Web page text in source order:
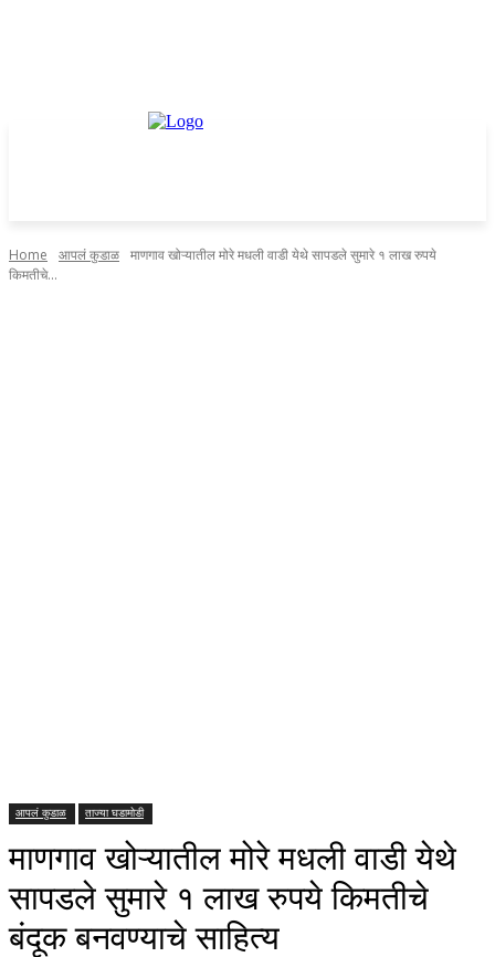
Home आपलं कुडाळ माणगाव खोऱ्यातील मोरे मधली वाडी येथे सापडले सुमारे १ लाख रुपये
किमतीचे...
आपलं कुडाळ ताज्या घडामोडी
माणगाव खोऱ्यातील मोरे मधली वाडी येथे
सापडले सुमारे १ लाख रुपये किमतीचे
बंदूक बनवण्याचे साहित्य